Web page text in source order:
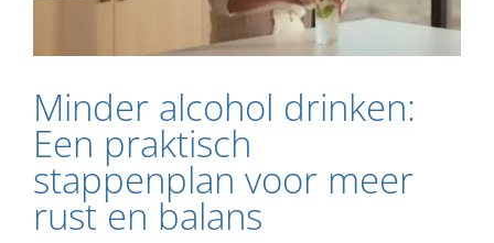
Minder alcohol drinken:
Een praktisch
stappenplan voor meer
rust en balans